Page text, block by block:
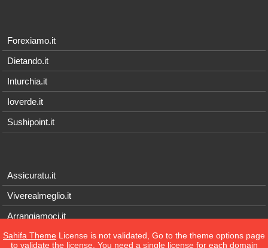
Forexiamo.it
Dietando.it
Inturchia.it
Ioverde.it
Sushipoint.it
Assicuratu.it
Viverealmeglio.it
Arrangiamoci.it
Tecnichef.it
Sahifa Theme License is not validated, Go to the theme options page
to validate the license, You need a single license for each domain